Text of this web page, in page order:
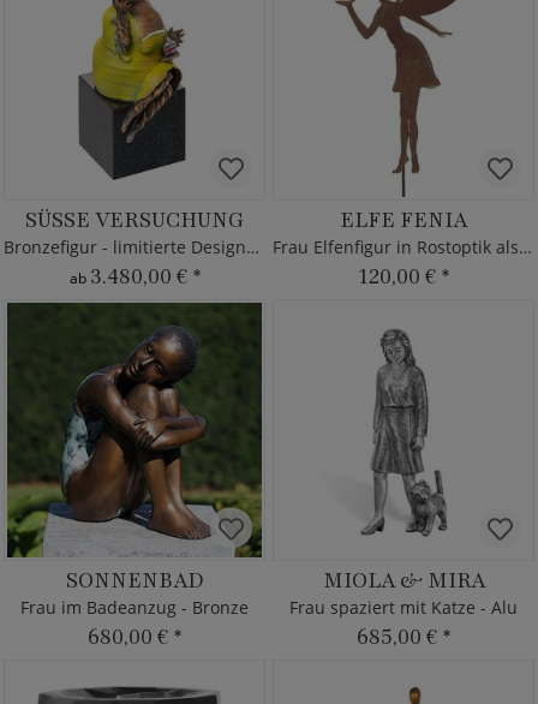
SÜSSE VERSUCHUNG
Bronzefigur - limitierte Designerkollektion
ab 3.480,00 € *
ELFE FENIA
Frau Elfenfigur in Rostoptik als Gartenstecker
120,00 € *
SONNENBAD
Frau im Badeanzug - Bronze
680,00 € *
MIOLA & MIRA
Frau spaziert mit Katze - Alu
685,00 € *